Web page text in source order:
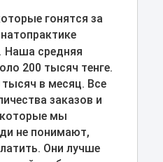
гонятся за
Наша средняя
200 тысяч тенге.
в месяц. Все
заказов и
которые мы
не понимают,
Они лучше